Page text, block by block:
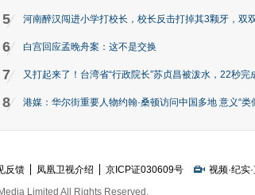
5 河南醉汉闯进小学打校长，校长反击打掉其3颗牙，双
6 白宫回应孟晚舟案：这不是交换
7 又打起来了！台湾省“行政院长”苏贞昌被泼水，22秒完
8 港媒：华尔街重要人物约翰·桑顿访问中国多地 意义“类
反馈 凤凰卫视介绍 京ICP证030609号 视频·纪实·
Limited All Rights Reserved.